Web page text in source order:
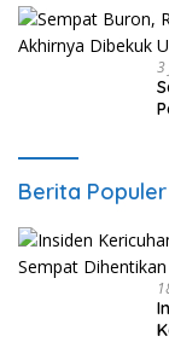
3
Berita Populer